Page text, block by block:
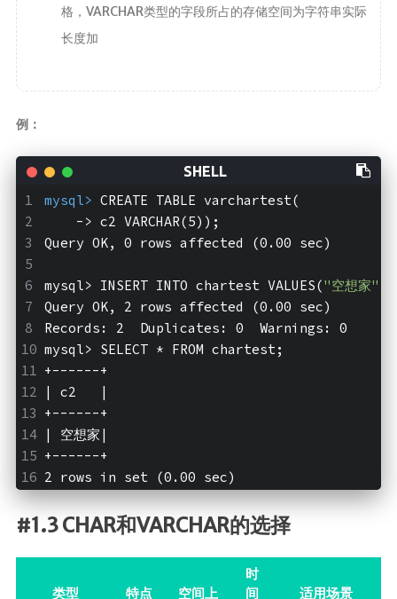
格，VARCHAR类型的字段所占的存储空间为字符串实际
长度加
例：
mysql> CREATE TABLE varchartest(
    -> c2 VARCHAR(5));
Query OK, 0 rows affected (0.00 sec)
mysql> INSERT INTO chartest VALUES("空想家"
Query OK, 2 rows affected (0.00 sec)
Records: 2  Duplicates: 0  Warnings: 0
mysql> SELECT * FROM chartest;
+------+
| c2   |
+------+
| 空想家|
+------+
2 rows in set (0.00 sec)
#1.3 CHAR和VARCHAR的选择
类型 特点 空间上
时
间
适用场景
Spring
SpringMVC
SpringBoot
SpringData
SpringSecurity
Swagger
Maven
Git
SVN
核心